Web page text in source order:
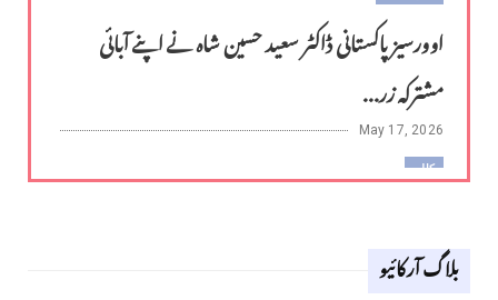
اوورسیز پاکستانی ڈاکٹر سعید حسین شاہ نے اپنے آبائی
مشترکہ زر...
May 17, 2026
کالم
Apr 18, 2026
بلاگ آرکائیو